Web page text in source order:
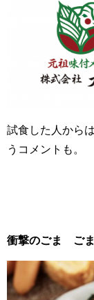
試食した人から
うコメントも。
衝撃のごま ごま